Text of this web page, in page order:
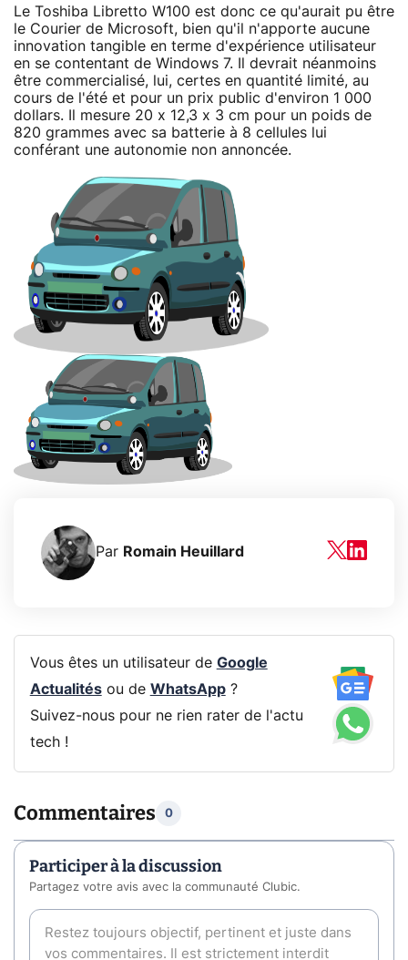
Le Toshiba Libretto W100 est donc ce qu'aurait pu être
le Courier de Microsoft, bien qu'il n'apporte aucune
innovation tangible en terme d'expérience utilisateur
en se contentant de Windows 7. Il devrait néanmoins
être commercialisé, lui, certes en quantité limité, au
cours de l'été et pour un prix public d'environ 1 000
dollars. Il mesure 20 x 12,3 x 3 cm pour un poids de
820 grammes avec sa batterie à 8 cellules lui
conférant une autonomie non annoncée.
Par Romain Heuillard
Vous êtes un utilisateur de Google
Actualitésou de WhatsApp?
Suivez-nous pour ne rien rater de l'actu
tech !
Commentaires 0
Participer à la discussion
Partagez votre avis avec la communauté Clubic.